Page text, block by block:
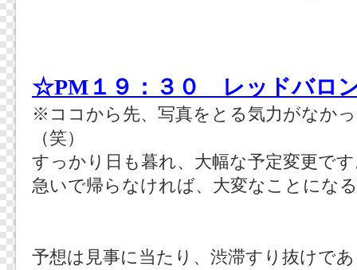
☆PM１９：３０ レッドバロ
※ココから先、写真をとる気力がなか
（笑）
すっかり日も暮れ、大幅な予定変更で
急いで帰らなければ、大変なことにな
予想は見事に当たり、渋滞すり抜けで